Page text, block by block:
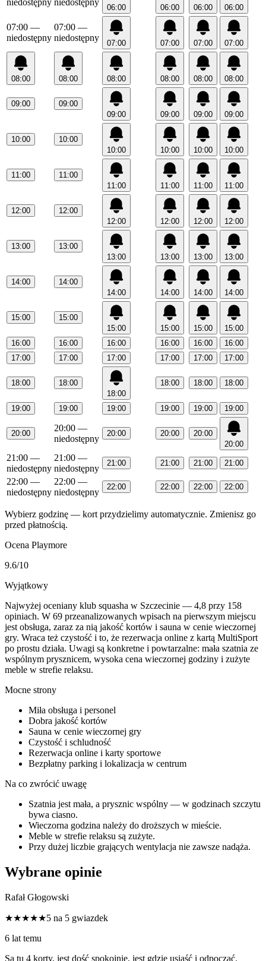
niedostępny niedostępny
06:00 06:00 06:00 06:00
07:00 —
niedostępny
07:00 —
niedostępny
07:00 07:00 07:00 07:00
08:00 08:00 08:00 08:00 08:00 08:00
09:00
09:00
09:00
09:00 09:00 09:00
10:00
10:00
10:00
10:00 10:00 10:00
11:00
11:00
11:00
11:00 11:00 11:00
12:00
12:00
12:00
12:00 12:00 12:00
13:00
13:00
13:00
13:00 13:00 13:00
14:00
14:00
14:00
14:00 14:00 14:00
15:00
15:00
15:00
15:00 15:00
15:00
16:00
16:00 16:00 16:00 16:00
16:00
17:00
17:00 17:00 17:00 17:00 17:00
18:00
18:00
18:00
18:00 18:00 18:00
19:00 19:00 19:00 19:00 19:00 19:00
20:00
20:00 —
niedostępny
20:00 20:00
20:00
20:00
21:00 —
niedostępny
21:00 —
niedostępny
21:00 21:00 21:00 21:00
22:00 —
niedostępny
22:00 —
niedostępny
22:00 22:00 22:00 22:00
Wybierz godzinę — kort przydzielimy automatycznie. Zmienisz go
przed płatnością.
Ocena Playmore
9.6/10
Wyjątkowy
Najwyżej oceniany klub squasha w Szczecinie — 4,8 przy 158
opiniach. W 69 przeanalizowanych wpisach na pierwszym miejscu
jest obsługa, zaraz za nią jakość kortów i sauna w cenie wieczornej
gry. Wraca też czystość i to, że rezerwacja online z kartą MultiSport
po prostu działa. Uwagi są konkretne i powtarzalne: mała szatnia ze
wspólnym prysznicem, wysoka cena wieczornej godziny i zużyte
meble w strefie relaksu.
Mocne strony
Miła obsługa i personel
Dobra jakość kortów
Sauna w cenie wieczornej gry
Czystość i schludność
Rezerwacja online i karty sportowe
Bezpłatny parking i lokalizacja w centrum
Na co zwrócić uwagę
Szatnia jest mała, a prysznic wspólny — w godzinach szczytu
bywa ciasno.
Wieczorna godzina należy do droższych w mieście.
Meble w strefie relaksu są zużyte.
Przy dużej liczbie grających wentylacja nie zawsze nadąża.
Wybrane opinie
Rafał Głogowski
★★★★★5 na 5 gwiazdek
6 lat temu
Są tu 4 korty, jest dość spokojnie, jest gdzie usiąść i odpocząć.